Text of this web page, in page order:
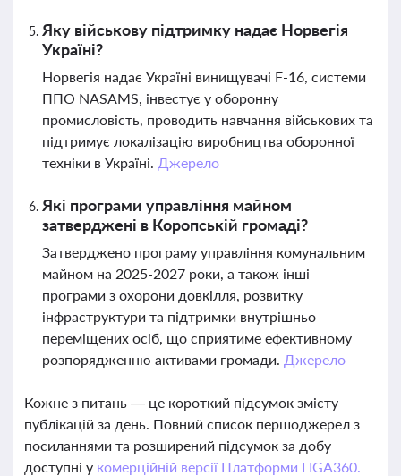
Яку військову підтримку надає Норвегія
Україні?
Норвегія надає Україні винищувачі F-16, системи
ППО NASAMS, інвестує у оборонну
промисловість, проводить навчання військових та
підтримує локалізацію виробництва оборонної
техніки в Україні. Джерело
Які програми управління майном
затверджені в Коропській громаді?
Затверджено програму управління комунальним
майном на 2025-2027 роки, а також інші
програми з охорони довкілля, розвитку
інфраструктури та підтримки внутрішньо
переміщених осіб, що сприятиме ефективному
розпорядженню активами громади. Джерело
Кожне з питань — це короткий підсумок змісту
публікацій за день. Повний список першоджерел з
посиланнями та розширений підсумок за добу
доступні у комерційній версії Платформи LIGA360.